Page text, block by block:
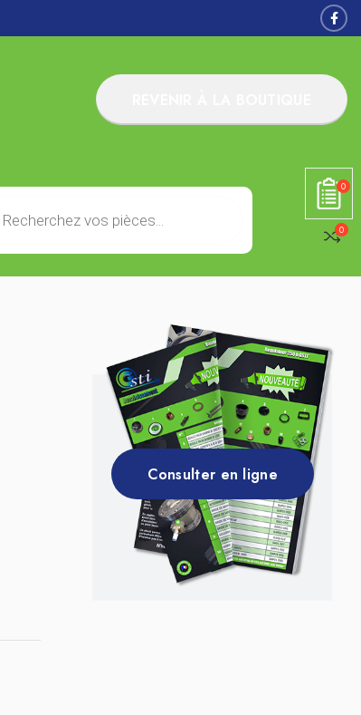
0
0
Consulter en ligne